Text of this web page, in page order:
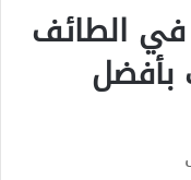
الطائف
بأفضل